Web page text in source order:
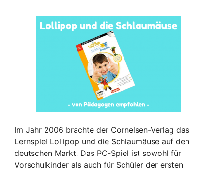
Im Jahr 2006 brachte der Cornelsen-Verlag das
Lernspiel Lollipop und die Schlaumäuse auf den
deutschen Markt. Das PC-Spiel ist sowohl für
Vorschulkinder als auch für Schüler der ersten